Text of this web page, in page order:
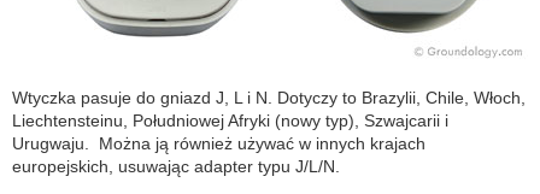
Wtyczka pasuje do gniazd J, L i N. Dotyczy to Brazylii, Chile, Włoch,
Liechtensteinu, Południowej Afryki (nowy typ), Szwajcarii i
Urugwaju. Można ją również używać w innych krajach
europejskich, usuwając adapter typu J/L/N.